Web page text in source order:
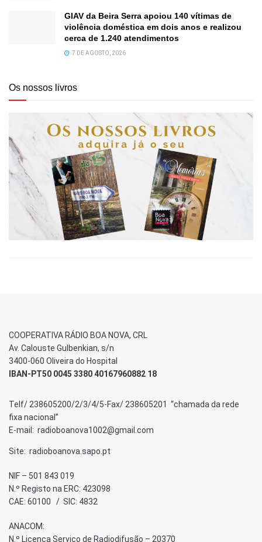
GIAV da Beira Serra apoiou 140 vítimas de
violência doméstica em dois anos e realizou
cerca de 1.240 atendimentos
7 DE AGOSTO, 2026
Os nossos livros
COOPERATIVA RÁDIO BOA NOVA, CRL
Av. Calouste Gulbenkian, s/n
3400-060 Oliveira do Hospital
IBAN-PT50 0045 3380 40167960882 18
Telf/ 238605200/2/3/4/5-Fax/ 238605201 “chamada da rede
fixa nacional”
E-mail: radioboanova1002@gmail.com
Site: radioboanova.sapo.pt
NIF – 501 843 019
N.º Registo na ERC: 423098
CAE: 60100 / SIC: 4832
ANACOM:
N.º Licença Serviço de Radiodifusão – 20370